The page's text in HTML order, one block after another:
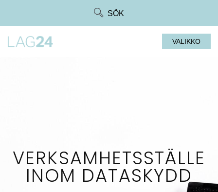
SÖK
VALIKKO
VERKSAMHETSSTÄLLE
INOM DATASKYDD